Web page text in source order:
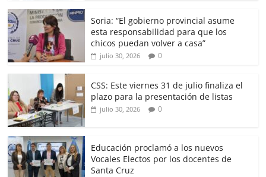
Soria: “El gobierno provincial asume
esta responsabilidad para que los
chicos puedan volver a casa”
julio 30, 2026 0
CSS: Este viernes 31 de julio finaliza el
plazo para la presentación de listas
julio 30, 2026 0
Educación proclamó a los nuevos
Vocales Electos por los docentes de
Santa Cruz